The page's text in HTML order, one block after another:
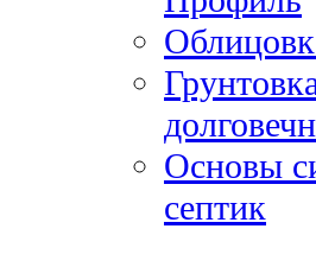
Основы
септик